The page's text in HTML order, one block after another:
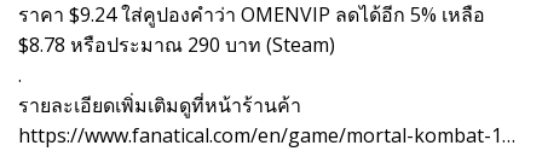
ราคา $9.24 ใส่คูปองคำว่า OMENVIP ลดได้อีก 5% เหลือ
$8.78 หรือประมาณ 290 บาท (Steam)
.
รายละเอียดเพิ่มเติมดูที่หน้าร้านค้า
https://www.fanatical.com/en/game/mortal-kombat-1…